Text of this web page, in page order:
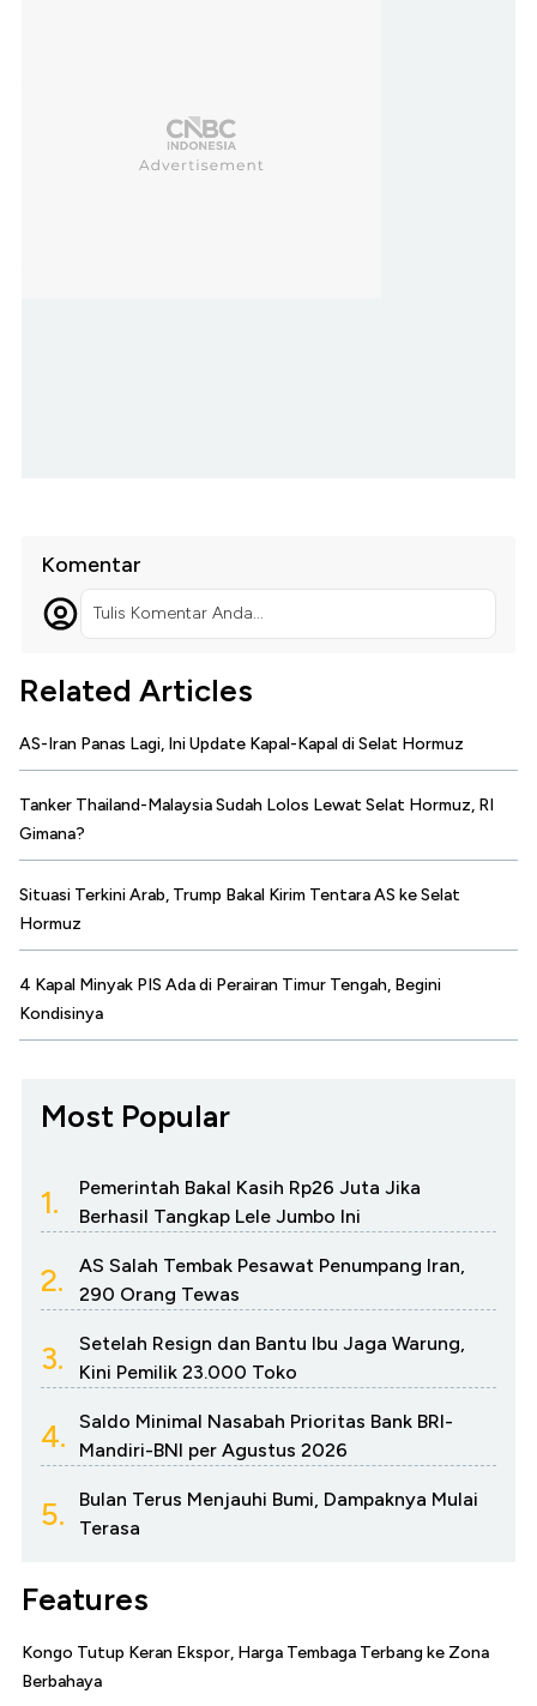
Komentar
Tulis Komentar Anda...
Related Articles
AS-Iran Panas Lagi, Ini Update Kapal-Kapal di Selat Hormuz
Tanker Thailand-Malaysia Sudah Lolos Lewat Selat Hormuz, RI
Gimana?
Situasi Terkini Arab, Trump Bakal Kirim Tentara AS ke Selat
Hormuz
4 Kapal Minyak PIS Ada di Perairan Timur Tengah, Begini
Kondisinya
Most Popular
1.
Pemerintah Bakal Kasih Rp26 Juta Jika
Berhasil Tangkap Lele Jumbo Ini
2.
AS Salah Tembak Pesawat Penumpang Iran,
290 Orang Tewas
3.
Setelah Resign dan Bantu Ibu Jaga Warung,
Kini Pemilik 23.000 Toko
4.
Saldo Minimal Nasabah Prioritas Bank BRI-
Mandiri-BNI per Agustus 2026
5.
Bulan Terus Menjauhi Bumi, Dampaknya Mulai
Terasa
Features
Kongo Tutup Keran Ekspor, Harga Tembaga Terbang ke Zona
Berbahaya